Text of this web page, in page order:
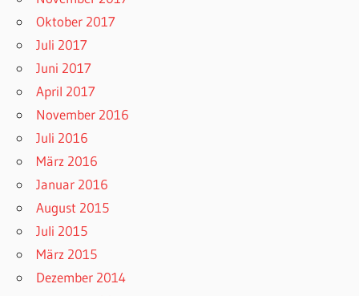
Oktober 2017
Juli 2017
Juni 2017
April 2017
November 2016
Juli 2016
März 2016
Januar 2016
August 2015
Juli 2015
März 2015
Dezember 2014